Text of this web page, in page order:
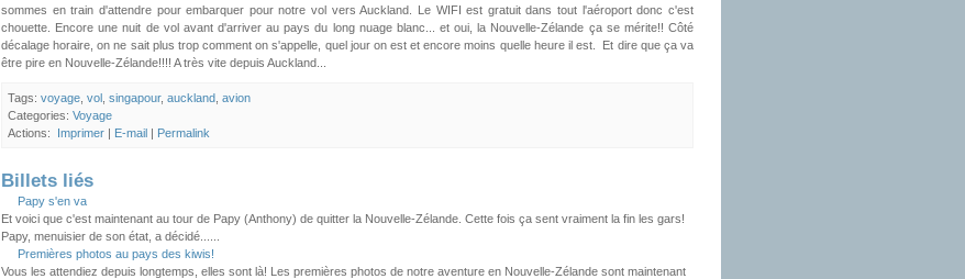
sommes en train d'attendre pour embarquer pour notre vol vers Auckland. Le WIFI est gratuit dans tout l'aéroport donc c'est
chouette. Encore une nuit de vol avant d'arriver au pays du long nuage blanc... et oui, la Nouvelle-Zélande ça se mérite!! Côté
décalage horaire, on ne sait plus trop comment on s'appelle, quel jour on est et encore moins quelle heure il est. Et dire que ça va
être pire en Nouvelle-Zélande!!!! A très vite depuis Auckland...
Tags: voyage vol singapour, auckland avion
Categories: Voyage
Actions: Imprimer | E-mail | Permalink
Billets liés
Papy s'en va
Et voici que c'est maintenant au tour de Papy (Anthony) de quitter la Nouvelle-Zélande. Cette fois ça sent vraiment la fin les gars!
Papy, menuisier de son état, a décidé......
Premières photos au pays des kiwis!
Vous les attendiez depuis longtemps, elles sont là! Les premières photos de notre aventure en Nouvelle-Zélande sont maintenant